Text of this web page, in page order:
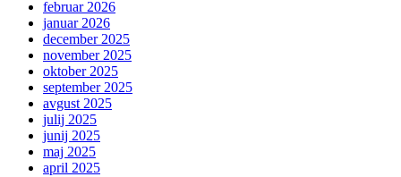
februar 2026
januar 2026
december 2025
november 2025
oktober 2025
september 2025
avgust 2025
julij 2025
junij 2025
maj 2025
april 2025